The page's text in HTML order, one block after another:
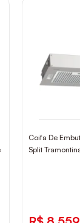
Coifa De
Split